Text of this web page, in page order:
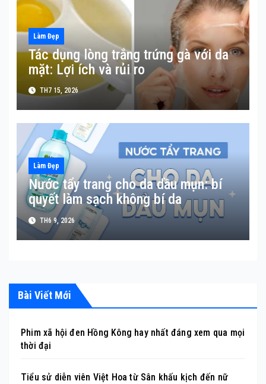
Làm Đẹp
Tác dụng lòng trắng trứng gà với da
mặt: Lợi ích và rủi ro
TH7 15, 2026
Làm Đẹp
Nước tẩy trang cho da dầu mụn: bí
quyết làm sạch không bí da
TH6 9, 2026
Bài Viết Mới
Phim xã hội đen Hồng Kông hay nhất đáng xem qua mọi
thời đại
Tiểu sử diễn viên Việt Hoa từ Sân khấu kịch đến nữ